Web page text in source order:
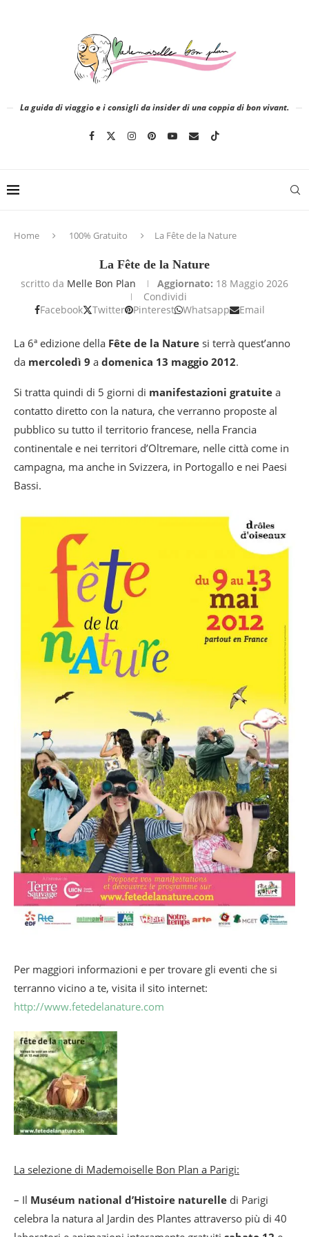
La guida di viaggio e i consigli da insider di una coppia di bon vivant.
Home 100% Gratuito La Fête de la Nature
La Fête de la Nature
scritto da Melle Bon Plan Aggiornato: 18 Maggio 2026
Condividi
Facebook
Twitter Pinterest Whatsapp Email
La 6ª edizione della Fête de la Nature si terrà quest’anno
da mercoledì 9 a domenica 13 maggio 2012.
Si tratta quindi di 5 giorni di manifestazioni gratuite a
contatto diretto con la natura, che verranno proposte al
pubblico su tutto il territorio francese, nella Francia
continentale e nei territori d’Oltremare, nelle città come in
campagna, ma anche in Svizzera, in Portogallo e nei Paesi
Bassi.
Per maggiori informazioni e per trovare gli eventi che si
terranno vicino a te, visita il sito internet:
http://www.fetedelanature.com
La selezione di Mademoiselle Bon Plan a Parigi:
– Il Muséum national d’Histoire naturelle di Parigi
celebra la natura al Jardin des Plantes attraverso più di 40